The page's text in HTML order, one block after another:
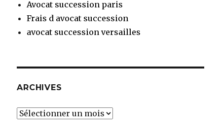
Avocat succession paris
Frais d avocat succession
avocat succession versailles
ARCHIVES
Archives